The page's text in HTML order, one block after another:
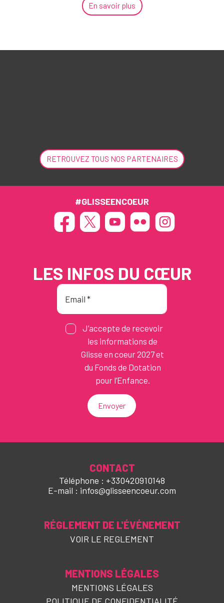
En savoir plus
RETROUVEZ TOUS NOS PARTENAIRES
#GLISSEENCOEUR
LES INFOS DU CŒUR
J’accepte de recevoir
les informations de
Glisse en coeur 2027 et
du Fonds de Dotation
pour l’Enfance.
Envoyer
CONTACT
Téléphone : +330420910148
E-mail : infos@glisseencoeur.com
RÉGLEMENT DE L'ÉVÉNEMENT
VOIR LE REGLEMENT
MENTIONS LÉGALES
MENTIONS LÉGALES
POLITIQUE DE CONFIDENTIALITÉ